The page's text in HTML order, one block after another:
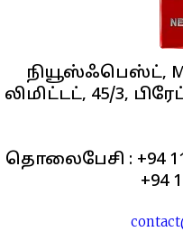
நியூஸ்ஃபெஸ்ட்,
லிமிட்டட், 45/3,
தொலைபேசி : +94
+94